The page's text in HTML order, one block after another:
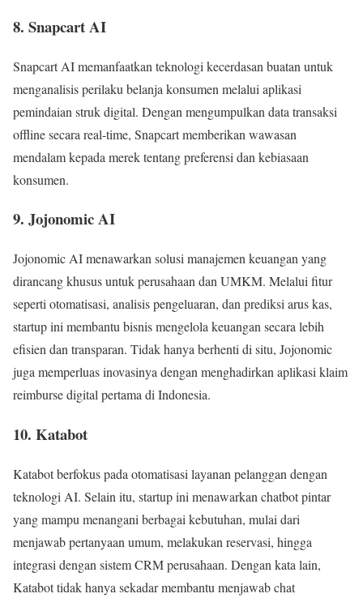
8. Snapcart AI
Snapcart AI memanfaatkan teknologi kecerdasan buatan untuk
menganalisis perilaku belanja konsumen melalui aplikasi
pemindaian struk digital. Dengan mengumpulkan data transaksi
offline secara real-time, Snapcart memberikan wawasan
mendalam kepada merek tentang preferensi dan kebiasaan
konsumen.
9. Jojonomic AI
Jojonomic AI menawarkan solusi manajemen keuangan yang
dirancang khusus untuk perusahaan dan UMKM. Melalui fitur
seperti otomatisasi, analisis pengeluaran, dan prediksi arus kas,
startup ini membantu bisnis mengelola keuangan secara lebih
efisien dan transparan. Tidak hanya berhenti di situ, Jojonomic
juga memperluas inovasinya dengan menghadirkan aplikasi klaim
reimburse digital pertama di Indonesia.
10. Katabot
Katabot berfokus pada otomatisasi layanan pelanggan dengan
teknologi AI. Selain itu, startup ini menawarkan chatbot pintar
yang mampu menangani berbagai kebutuhan, mulai dari
menjawab pertanyaan umum, melakukan reservasi, hingga
integrasi dengan sistem CRM perusahaan. Dengan kata lain,
Katabot tidak hanya sekadar membantu menjawab chat